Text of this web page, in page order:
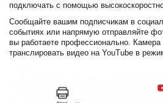
подключать с помощью
Сообщайте вашим подписчикам в
событиях или напрямую отправляйте
вы работаете профессионально.
транслировать видео на YouTube в